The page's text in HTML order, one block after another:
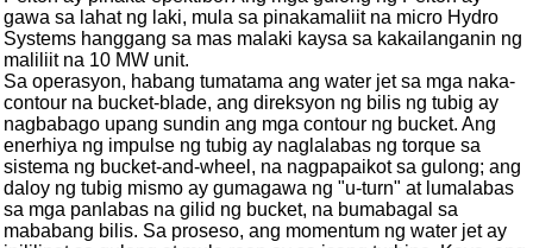
gawa sa lahat ng laki, mula sa pinakamaliit na micro Hydro
Systems hanggang sa mas malaki kaysa sa kakailanganin ng
maliliit na 10 MW unit.
Sa operasyon, habang tumatama ang water jet sa mga naka-
contour na bucket-blade, ang direksyon ng bilis ng tubig ay
nagbabago upang sundin ang mga contour ng bucket. Ang
enerhiya ng impulse ng tubig ay naglalabas ng torque sa
sistema ng bucket-and-wheel, na nagpapaikot sa gulong; ang
daloy ng tubig mismo ay gumagawa ng "u-turn" at lumalabas
sa mga panlabas na gilid ng bucket, na bumabagal sa
mababang bilis. Sa proseso, ang momentum ng water jet ay